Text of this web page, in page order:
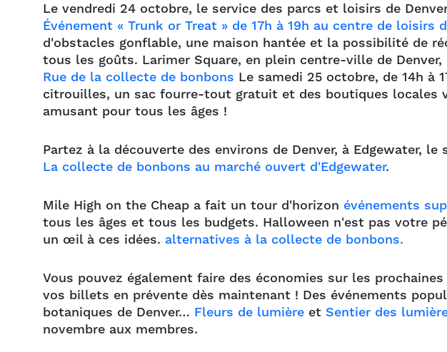
Le vendredi 24 octobre, le service des parcs et loisirs de
Événement « Trunk or Treat » de 17h à 19h au centre de loisirs
d'obstacles gonflable, une maison hantée et la possibilité de
tous les goûts. Larimer Square, en plein centre-ville de
Rue de la collecte de bonbons Le samedi 25 octobre, de 14h à
citrouilles, un sac fourre-tout gratuit et des boutiques locales
amusant pour tous les âges !
Partez à la découverte des environs de Denver, à Edgewater, le
La collecte de bonbons au marché ouvert d'Edgewater.
Mile High on the Cheap a fait un tour d'horizon événements
tous les âges et tous les budgets. Halloween n'est pas votre
un œil à ces idées. alternatives à la collecte de bonbons.
Vous pouvez également faire des économies sur les
vos billets en prévente dès maintenant ! Des événements
botaniques de Denver… Fleurs de lumière et Sentier des
novembre aux membres.